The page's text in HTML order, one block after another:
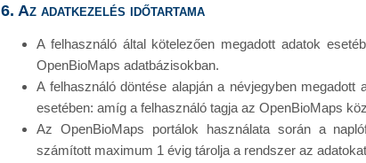
6. Az adatkezelés időtartama
A felhasználó által kötelezően megadott adatok
OpenBioMaps adatbázisokban.
A felhasználó döntése alapján a névjegyben
esetében: amíg a felhasználó tagja az OpenBioMaps
Az OpenBioMaps portálok használata során a
számított maximum 1 évig tárolja a rendszer az